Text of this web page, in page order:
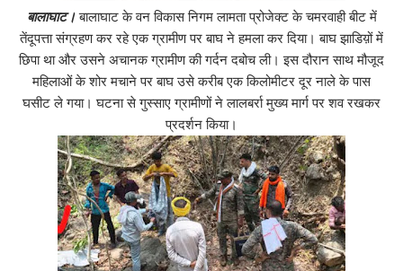
बालाघाट।बालाघाट के वन विकास निगम लामता प्रोजेक्ट के चमरवाही बीट में
तेंदूपत्ता संग्रहण कर रहे एक ग्रामीण पर बाघ ने हमला कर दिया। बाघ झाडिय़ों में
छिपा था और उसने अचानक ग्रामीण की गर्दन दबोच ली। इस दौरान साथ मौजूद
महिलाओं के शोर मचाने पर बाघ उसे करीब एक किलोमीटर दूर नाले के पास
घसीट ले गया। घटना से गुस्साए ग्रामीणों ने लालबर्रा मुख्य मार्ग पर शव रखकर
प्रदर्शनकिया।